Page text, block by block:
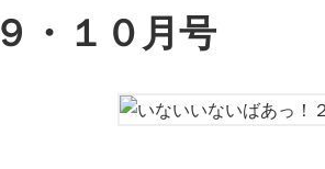
９・１０月号